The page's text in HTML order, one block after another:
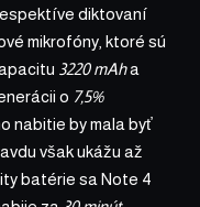
diktovaní
mikrofóny, ktoré sú
3220 mAha
o 7,5%
nabitie by mala byť
však ukážu až
batérie sa Note 4